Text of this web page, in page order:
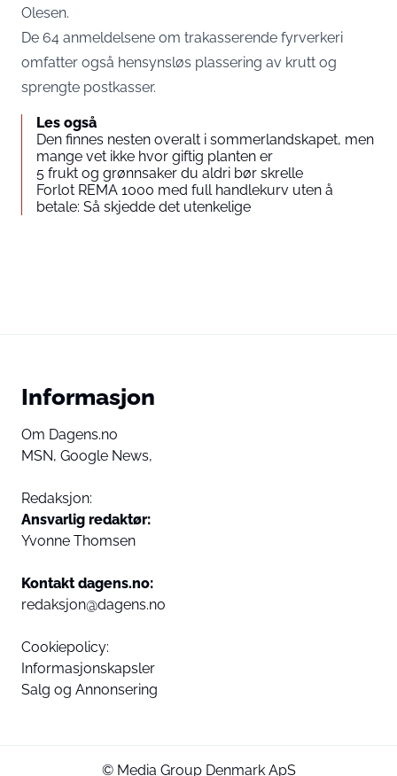
Olesen.
De 64 anmeldelsene om trakasserende fyrverkeri
omfatter også hensynsløs plassering av krutt og
sprengte postkasser.
Les også
Den finnes nesten overalt i sommerlandskapet, men
mange vet ikke hvor giftig planten er
5 frukt og grønnsaker du aldri bør skrelle
Forlot REMA 1000 med full handlekurv uten å
betale: Så skjedde det utenkelige
Informasjon
Om Dagens.no
MSN, Google News,
Redaksjon:
Ansvarlig redaktør:
Yvonne Thomsen
Kontakt dagens.no:
redaksjon@dagens.no
Cookiepolicy:
Informasjonskapsler
Salg og Annonsering
© Media Group Denmark ApS